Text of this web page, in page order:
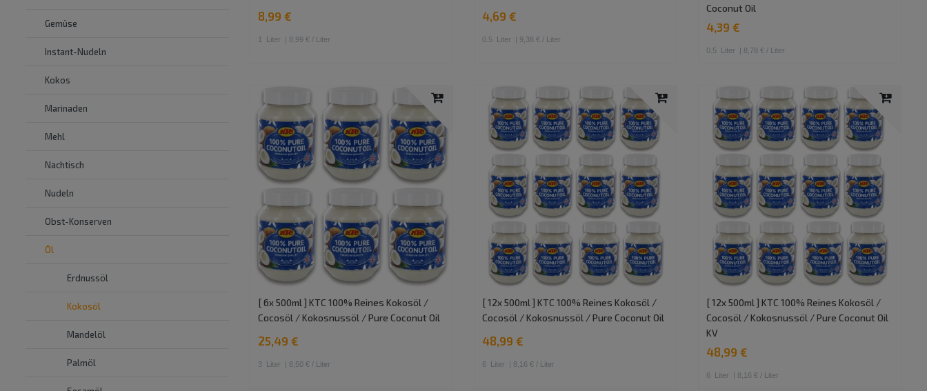
Gemüse
Instant-Nudeln
Kokos
Marinaden
Mehl
Nachtisch
Nudeln
Obst-Konserven
Öl
Erdnussöl
Kokosöl
Mandelöl
Palmöl
8,99 €
1 Liter | 8,99 € / Liter
4,69 €
0.5 Liter | 9,38 € / Liter
Coconut Oil
4,39 €
0.5 Liter | 8,78 € / Liter
[ 6x 500ml ] KTC 100% Reines Kokosöl /
Cocosöl / Kokosnussöl / Pure Coconut Oil
25,49 €
3 Liter | 8,50 € / Liter
[ 12x 500ml ] KTC 100% Reines Kokosöl /
Cocosöl / Kokosnussöl / Pure Coconut Oil
48,99 €
6 Liter | 8,16 € / Liter
[ 12x 500ml ] KTC 100% Reines Kokosöl /
Cocosöl / Kokosnussöl / Pure Coconut Oil
KV
48,99 €
6 Liter | 8,16 € / Liter